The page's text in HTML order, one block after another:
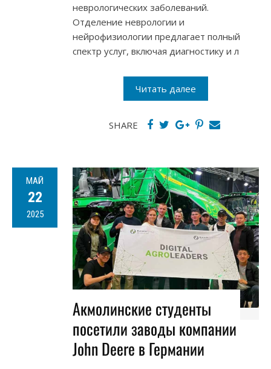
неврологических заболеваний.
Отделение неврологии и
нейрофизиологии предлагает полный
спектр услуг, включая диагностику и л
Читать далее
SHARE
МАЙ
22
2025
Акмолинские студенты
посетили заводы компании
John Deere в Германии